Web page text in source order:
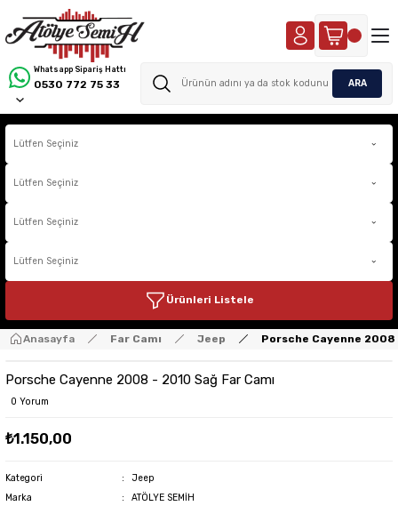
Whatsapp Sipariş Hattı
0530 772 75 33 ARA
Ürünleri Listele
Anasayfa Far Camı Jeep Porsche Cayenne 2008
Porsche Cayenne 2008 - 2010 Sağ Far Camı
0 Yorum
₺1.150,00
Kategori
Jeep
Marka
ATÖLYE SEMİH